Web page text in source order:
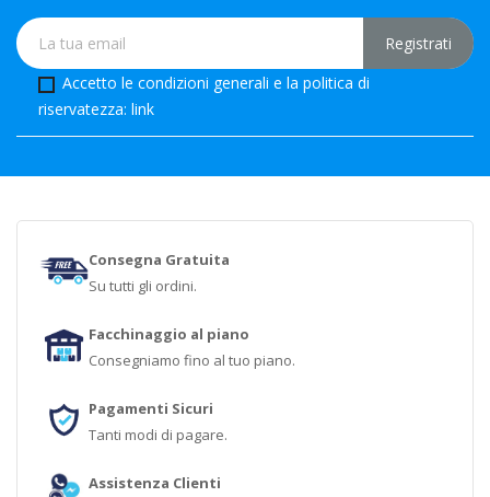
Accetto le condizioni generali e la politica di
riservatezza: link
Consegna Gratuita
Su tutti gli ordini.
Facchinaggio al piano
Consegniamo fino al tuo piano.
Pagamenti Sicuri
Tanti modi di pagare.
Assistenza Clienti